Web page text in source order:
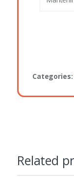
Related